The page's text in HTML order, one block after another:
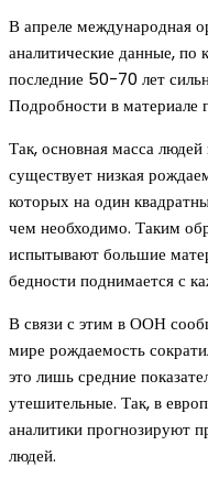
В апреле международная
аналитические данные,
последние 50-70 лет
Подробности в материале
Так, основная масса людей
существует низкая
которых на один
чем необходимо. Таким
испытывают большие
бедности поднимается с
В связи с этим в ООН
мире рождаемость
это лишь средние
утешительные. Так, в
аналитики прогнозируют
людей.